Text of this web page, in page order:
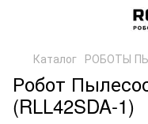
Каталог РОБОТЫ
Робот
(RLL42SDA-1)